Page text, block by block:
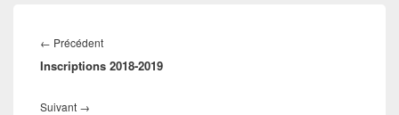
de
l’article
← PrécédentArticle
précédent :
Inscriptions 2018-2019
Suivant →